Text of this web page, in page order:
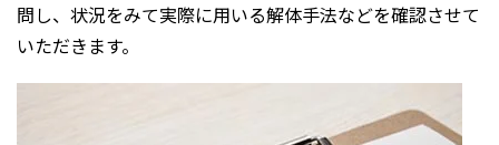
問し、状況をみて実際に用いる解体手法などを確認させて
いただきます。